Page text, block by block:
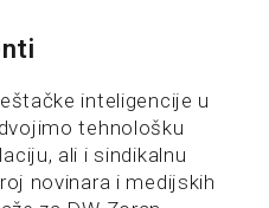
inteligencije u
tehnološku
ali i sindikalnu
novinara i medijskih